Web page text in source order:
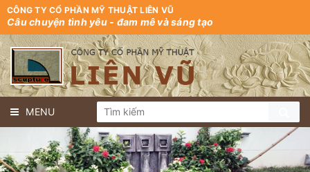
CÔNG TY CỔ PHẦN MỸ THUẬT LIÊN VŨ
Câu chuyện tình yêu - đam mê và sáng tạo
MENU